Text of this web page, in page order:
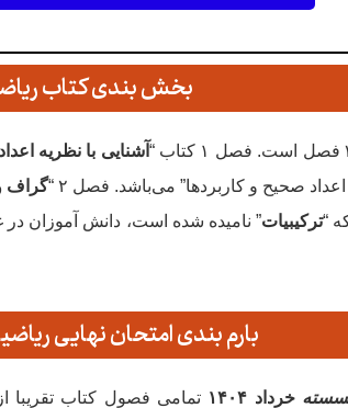
بخش بندی کتاب
آشنایی با نظریه
صحیح و کاربردها” می‌باشد. فصل ۲ “
گراف
ترکیبیات” نامیده شده است، دانش آموزان
بارم بندی امتحان نهایی
خرداد ۱۴۰۴
تمامی فصول کتاب تقریبا